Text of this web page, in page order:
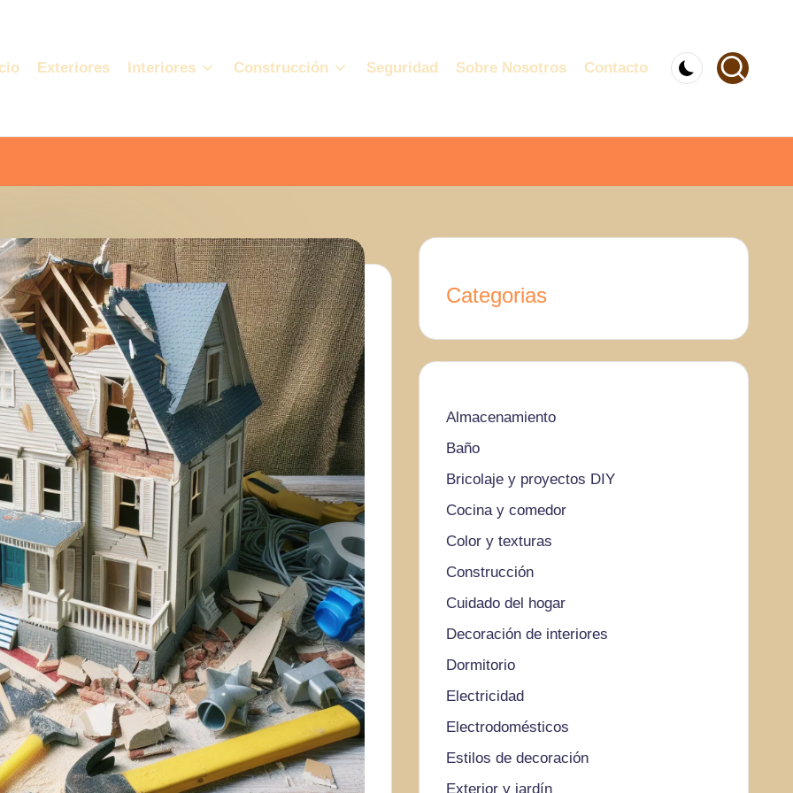
Exteriores Interiores Construcción Seguridad Sobre Nosotros Contacto
Categorias
Almacenamiento
Baño
Bricolaje y proyectos DIY
Cocina y comedor
Color y texturas
Construcción
Cuidado del hogar
Decoración de interiores
Dormitorio
Electricidad
Electrodomésticos
Estilos de decoración
Exterior y jardín